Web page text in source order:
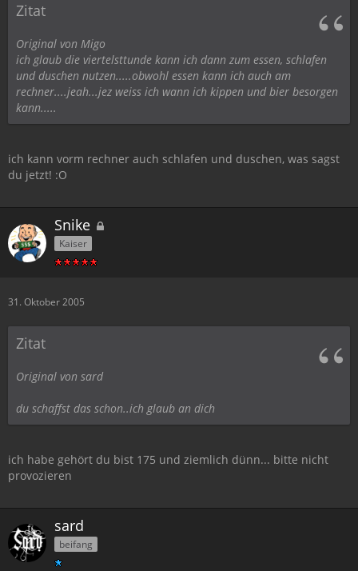
Zitat
Original von Migo
ich glaub die viertelsttunde kann ich dann zum essen, schlafen
und duschen nutzen.....obwohl essen kann ich auch am
rechner....jeah...jez weiss ich wann ich kippen und bier besorgen
kann.....
ich kann vorm rechner auch schlafen und duschen, was sagst
du jetzt! :O
Snike
Kaiser
31. Oktober 2005
Zitat
Original von sard
du schaffst das schon..ich glaub an dich
ich habe gehört du bist 175 und ziemlich dünn... bitte nicht
provozieren
sard
beifang